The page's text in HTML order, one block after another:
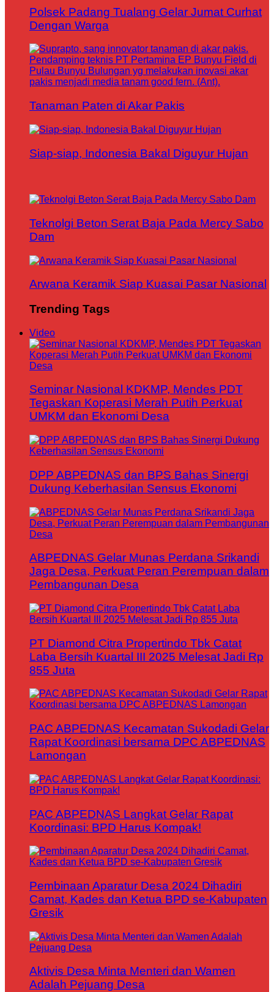
Polsek Padang Tualang Gelar Jumat Curhat
Dengan Warga
Tanaman Paten di Akar Pakis
Siap-siap, Indonesia Bakal Diguyur Hujan
Teknolgi Beton Serat Baja Pada Mercy Sabo
Dam
Arwana Keramik Siap Kuasai Pasar Nasional
Trending Tags
Video
Seminar Nasional KDKMP, Mendes PDT
Tegaskan Koperasi Merah Putih Perkuat
UMKM dan Ekonomi Desa
DPP ABPEDNAS dan BPS Bahas Sinergi
Dukung Keberhasilan Sensus Ekonomi
ABPEDNAS Gelar Munas Perdana Srikandi
Jaga Desa, Perkuat Peran Perempuan dalam
Pembangunan Desa
PT Diamond Citra Propertindo Tbk Catat
Laba Bersih Kuartal III 2025 Melesat Jadi Rp
855 Juta
PAC ABPEDNAS Kecamatan Sukodadi Gelar
Rapat Koordinasi bersama DPC ABPEDNAS
Lamongan
PAC ABPEDNAS Langkat Gelar Rapat
Koordinasi: BPD Harus Kompak!
Pembinaan Aparatur Desa 2024 Dihadiri
Camat, Kades dan Ketua BPD se-Kabupaten
Gresik
Aktivis Desa Minta Menteri dan Wamen
Adalah Pejuang Desa